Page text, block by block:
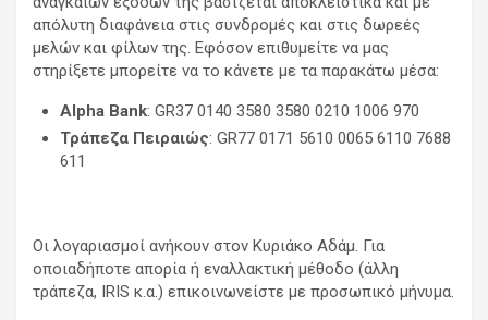
απόλυτη διαφάνεια στις συνδρομές και στις δωρεές
μελών και φίλων της. Εφόσον επιθυμείτε να μας
στηρίξετε μπορείτε να το κάνετε με τα παρακάτω μέσα:
Alpha Bank: GR37 0140 3580 3580 0210 1006 970
Τράπεζα Πειραιώς: GR77 0171 5610 0065 6110 7688
611
Οι λογαριασμοί ανήκουν στον Κυριάκο Αδάμ. Για
οποιαδήποτε απορία ή εναλλακτική μέθοδο (άλλη
τράπεζα, IRIS κ.α.) επικοινωνείστε με προσωπικό μήνυμα.